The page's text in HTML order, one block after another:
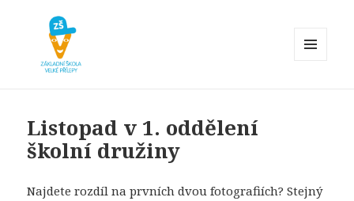
Listopad v 1. oddělení
školní družiny
Najdete rozdíl na prvních dvou fotografiích? Stejný